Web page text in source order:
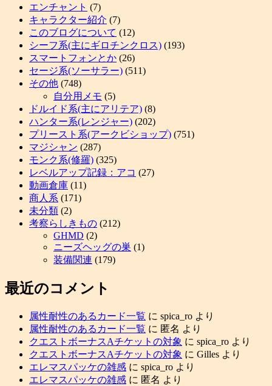
エンチャント (7)
キャラクター紹介 (7)
このブログについて (12)
シーフ系(主にギロチンクロス) (193)
スマートフォンとか (26)
セージ系(ソーサラー) (511)
その他 (748)
自分用メモ (5)
ドルイド系(主にアリテア) (8)
ハンター系(レンジャー) (202)
プリースト系(アークビショップ) (751)
マジシャン (287)
モンク系(修羅) (325)
レベルアップ記録：アコ (27)
動画倉庫 (11)
商人系 (171)
未分類 (2)
考察らしきもの (212)
GHMD (2)
ニーズヘッグの巣 (1)
装備関連 (179)
最近のコメント
属性耐性のあるカード一覧 に spica_ro より
属性耐性のあるカード一覧 に 匿名 より
クエストボーナスAチケットの対象 に spica_ro より
クエストボーナスAチケットの対象 に Gilles より
エレマスパッケの雑感 に spica_ro より
エレマスパッケの雑感 に 匿名 より